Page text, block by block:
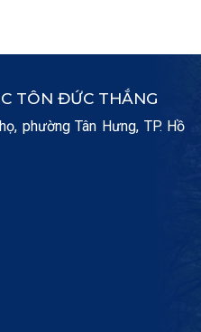
TÔN ĐỨC THẮNG
phường Tân Hưng, TP. Hồ